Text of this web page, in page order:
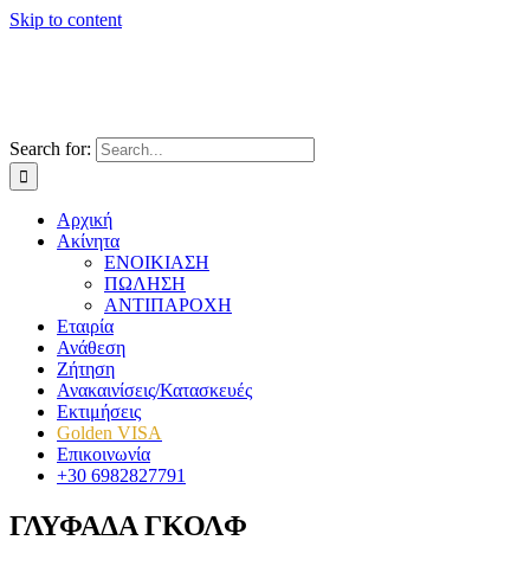
Skip to content
Search for:
Αρχική
Ακίνητα
ΕΝΟΙΚΙΑΣΗ
ΠΩΛΗΣΗ
ΑΝΤΙΠΑΡΟΧΗ
Εταιρία
Ανάθεση
Ζήτηση
Ανακαινίσεις/Κατασκευές
Εκτιμήσεις
Golden VISA
Επικοινωνία
+30 6982827791
ΓΛΥΦΑΔΑ ΓΚΟΛΦ